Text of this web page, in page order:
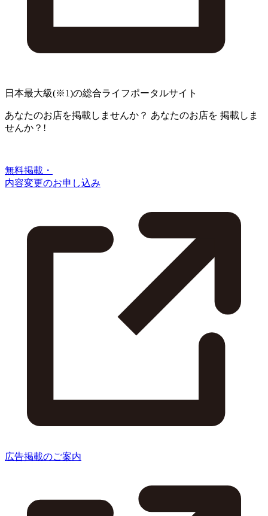
日本最大級(※1)の総合ライフポータルサイト
あなたのお店を掲載しませんか？ あなたのお店を 掲載しま
せんか？!
無料掲載・
内容変更のお申し込み
広告掲載のご案内